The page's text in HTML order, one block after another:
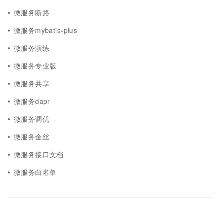
微服务断路
微服务mybatis-plus
微服务演练
微服务专业版
微服务共享
微服务dapr
微服务调优
微服务金丝
微服务接口文档
微服务白名单